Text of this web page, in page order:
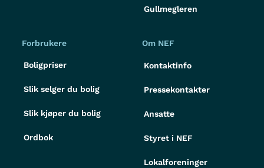
Gullmegleren
Forbrukere
Boligpriser
Slik selger du bolig
Slik kjøper du bolig
Ordbok
Om NEF
Kontaktinfo
Pressekontakter
Ansatte
Styret i NEF
Lokalforeninger